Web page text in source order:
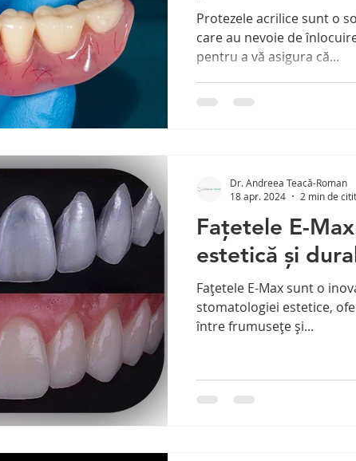
Protezele acrilice sunt o
care au nevoie de
pentru a vă asigura că...
Fațetele E-
estetică și
Fațetele E-Max sunt o
stomatologiei estetice,
între frumusețe și...
Dr. Andreea Teacă-Roman
18 apr. 2024
2 min de citit